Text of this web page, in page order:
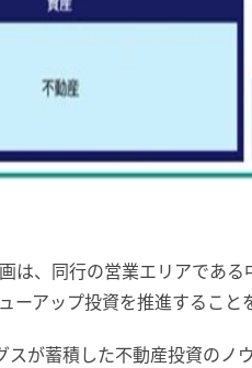
は、同行の営業エリアであ
ーアップ投資を推進すること
スが蓄積した不動産投資のノ